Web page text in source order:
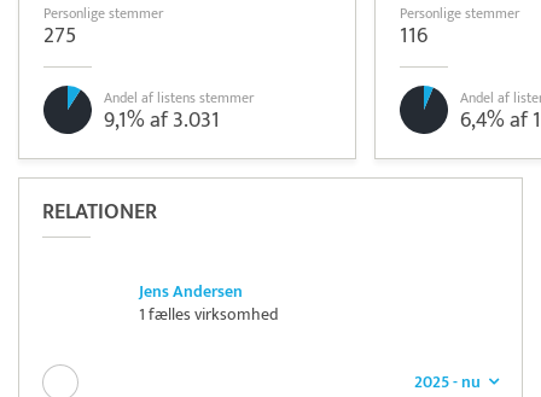
Personlige stemmer
275
Andel af listens stemmer
9,1% af 3.031
Personlige stemmer
116
Andel af
6,4% af
RELATIONER
Jens Andersen
1 fælles virksomhed
2025 - nu